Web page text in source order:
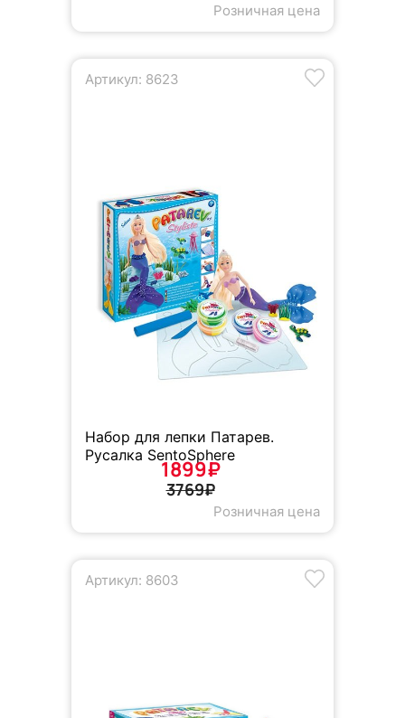
Розничная цена
Артикул: 8623
Набор для лепки Патарев.
Русалка SentoSphere
1899₽
3769₽
Розничная цена
Артикул: 8603